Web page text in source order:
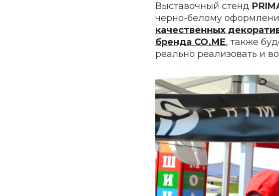
Выставочный стенд
черно-белому
качественных
бренда CO.ME, также
реально реализовать и